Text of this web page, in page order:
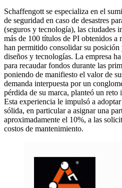
Schaffengott se especializa en el
de seguridad en caso de desastres
(seguros y tecnología), las ciudades
más de 100 títulos de PI obtenidos
han permitido consolidar su posición
diseños y tecnologías. La empresa
para recaudar fondos durante las
poniendo de manifiesto el valor de
demanda interpuesta por un
pérdida de su marca, planteó un reto
Esta experiencia le impulsó a
sólida, en particular a asignar una
aproximadamente el 10%, a las
costos de mantenimiento.